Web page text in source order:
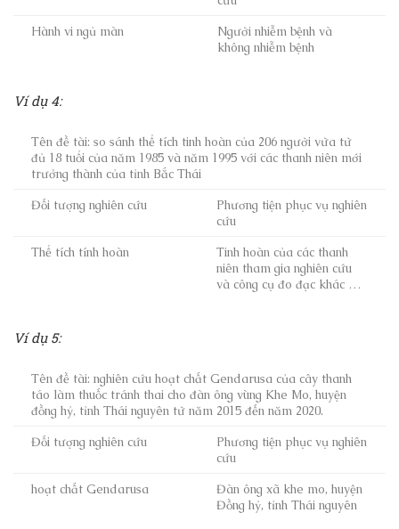
Hành vi ngủ màn
Người nhiễm bệnh và
không nhiễm bệnh
Ví dụ 4:
Tên đề tài: so sánh thể tích tinh hoàn của 206 người vừa từ
đủ 18 tuổi của năm 1985 và năm 1995 với các thanh niên mới
trưởng thành của tỉnh Bắc Thái
Đối tượng nghiên cứu
Phương tiện phục vụ nghiên
cứu
Thể tích tính hoàn
Tinh hoàn của các thanh
niên tham gia nghiên cứu
và công cụ đo đạc khác …
Ví dụ 5:
Tên đề tài: nghiên cứu hoạt chất Gendarusa của cây thanh
táo làm thuốc tránh thai cho đàn ông vùng Khe Mo, huyện
đồng hỷ, tỉnh Thái nguyên từ năm 2015 đến năm 2020.
Đối tượng nghiên cứu
Phương tiện phục vụ nghiên
cứu
hoạt chất Gendarusa
Đàn ông xã khe mo, huyện
Đồng hỷ, tỉnh Thái nguyên